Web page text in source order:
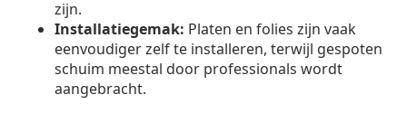
zijn.
Installatiegemak: Platen en folies zijn vaak
eenvoudiger zelf te installeren, terwijl gespoten
schuim meestal door professionals wordt
aangebracht.